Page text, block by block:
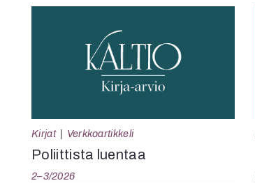
Kirjat Verkkoartikkeli
Poliittista luentaa
2–3/2026